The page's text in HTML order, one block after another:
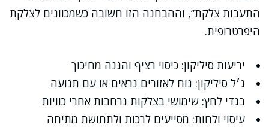
התעבות צלקת”, וההבחנה הזו חשובה כשמכוונים לצלקת
היפרטרופית.
יריעות סיליקון: כיסוי רציף והגנה מחיכוך
ג׳ל סיליקון: נוח לאזורים נראים או עם תנועה
בגדי לחץ: שימושי בצלקות נרחבות אחרי כוויות
עיסוי ולחות: מסייעים לרכות ולתחושת מתיחה